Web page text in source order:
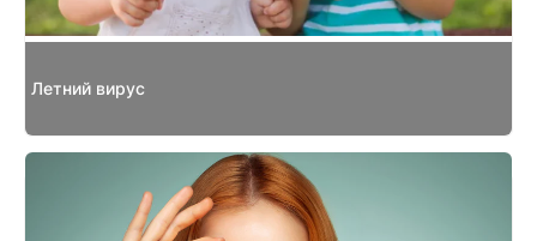
Летний вирус